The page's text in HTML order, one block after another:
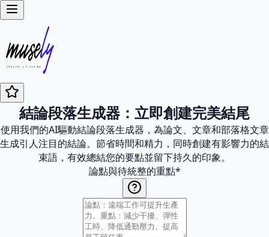
結論段落生成器：立即創建完美結尾
使用我們的AI驅動結論段落生成器，為論文、文章和部落格文章
生成引人注目的結論。節省時間和精力，同時創建有影響力的結
束語，有效總結您的要點並留下持久的印象。
論點與待統整的重點*